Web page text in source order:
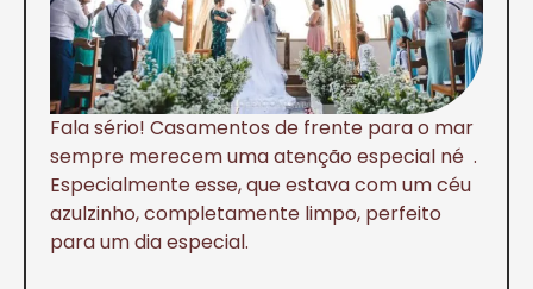
Fala sério! Casamentos de frente para o mar
sempre merecem uma atenção especial né .
Especialmente esse, que estava com um céu
azulzinho, completamente limpo, perfeito
para um dia especial.